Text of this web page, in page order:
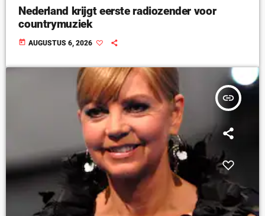
Nederland krijgt eerste radiozender voor
countrymuziek
today AUGUSTUS 6, 2026
insert_link